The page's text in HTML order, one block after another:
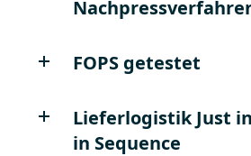
FOPS getestet
Lieferlogistik Just
in Sequence